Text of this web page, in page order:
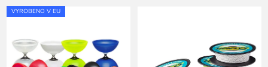
VYROBENO V EU